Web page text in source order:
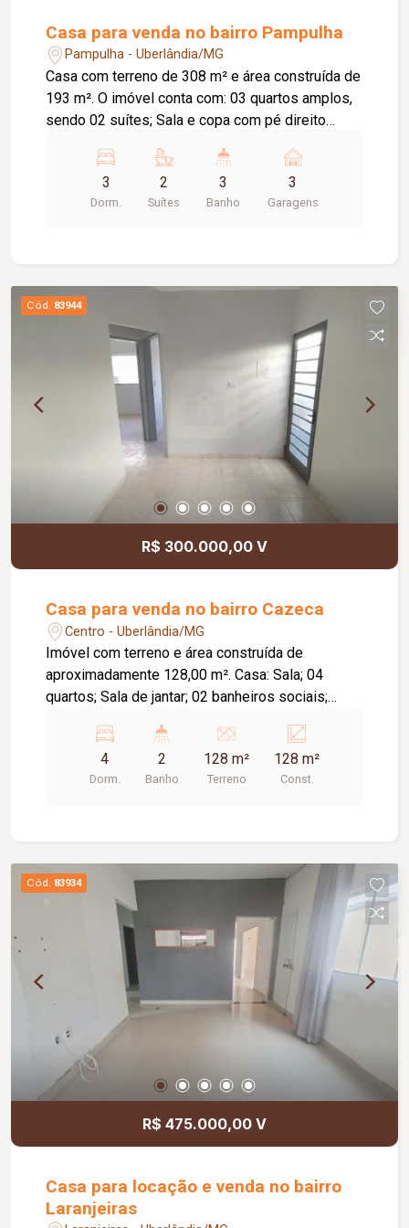
Casa para venda no bairro Pampulha
Pampulha - Uberlândia/MG
Casa com terreno de 308 m² e área construída de
193 m². O imóvel conta com: 03 quartos amplos,
sendo 02 suítes; Sala e copa com pé direito
gourmet; Piscina de 05 metros; Área gourmet
completa; Escritório; Banheiro completo na área
de lazer; Cômodo de despejo; Garagem para 03
Paisagismo completo; Marcenaria completa em
toda a casa;
3
Dorm.
2
Suítes
3
Banho
3
Garagens
Cód. 83944
R$ 300.000,00 V
Casa para venda no bairro Cazeca
Centro - Uberlândia/MG
Imóvel com terreno e área construída de
aproximadamente 128,00 m². Casa: Sala; 04
quartos; Sala de jantar; 02 banheiros sociais;
cerâmica; Apartamento: Sala; 02 quartos; Banheiro
social; Cozinha; Lavanderia; Piso em cerâmica;
4
Dorm.
2
Banho
128 m²
Terreno
128 m²
Const.
Cód. 83934
R$ 475.000,00 V
Casa para locação e venda no bairro
Laranjeiras